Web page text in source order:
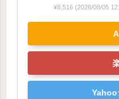
¥8,516 (2026/08/05
Yahoo